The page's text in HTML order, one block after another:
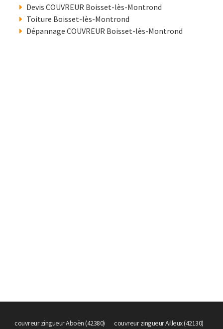
Devis COUVREUR Boisset-lès-Montrond
Toiture Boisset-lès-Montrond
Dépannage COUVREUR Boisset-lès-Montrond
couvreur zingueur Aboën (42380) couvreur zingueur Ailleux (42130)